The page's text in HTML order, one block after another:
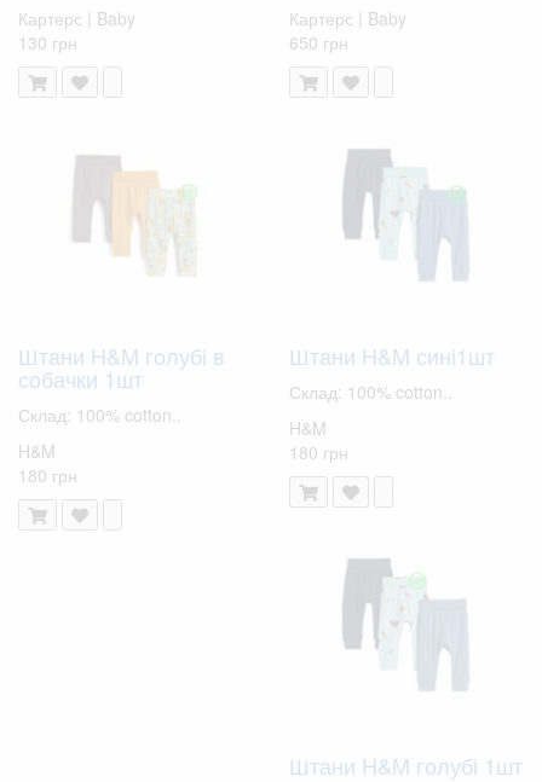
Картерс | Baby
130 грн
Картерс | Baby
650 грн
Штани H&M голубі в
собачки 1шт
Склад: 100% cotton..
H&M
180 грн
Штани H&M сині1шт
Склад: 100% cotton..
H&M
180 грн
Штани H&M голубі 1шт